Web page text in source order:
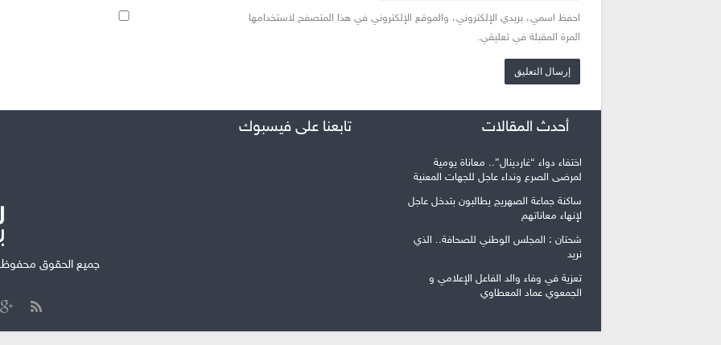
احفظ اسمي، بريدي الإلكتروني، والموقع الإلكتروني في هذا المتصفح لاستخدامها
المرة المقبلة في تعليقي.
أحدث المقالات
اختفاء دواء “غاردينال”.. معاناة يومية
لمرضى الصرع ونداء عاجل للجهات المعنية
ساكنة جماعة الصهريج يطالبون بتدخل عاجل
لإنهاء معاناتهم
شحتان : المجلس الوطني للصحافة.. الذي
نريد
تعزية في وفاء والد الفاعل الإعلامي و
الجمعوي عماد المعطاوي
تابعنا على فيسبوك
جميع الحقوق محفوظة